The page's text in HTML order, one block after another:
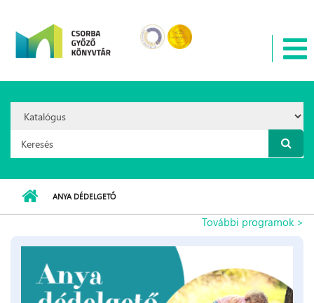
Option:
Keresés űrlap
ANYA DÉDELGETŐ
További programok >